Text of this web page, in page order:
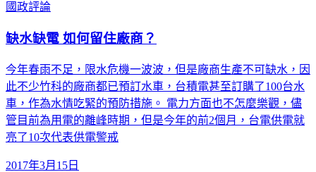
國政評論
缺水缺電 如何留住廠商？
今年春雨不足，限水危機一波波，但是廠商生產不可缺水，因
此不少竹科的廠商都已預訂水車，台積電甚至訂購了100台水
車，作為水情吃緊的預防措施。 電力方面也不怎麼樂觀，儘
管目前為用電的離峰時期，但是今年的前2個月，台電供電就
亮了10次代表供電警戒
2017年3月15日